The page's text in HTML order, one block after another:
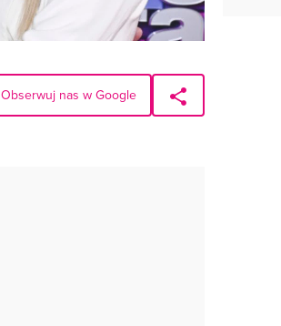
Obserwuj nas w Google